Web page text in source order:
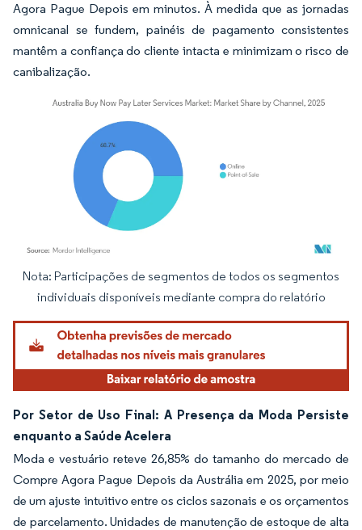
Agora Pague Depois em minutos. À medida que as jornadas
omnicanal se fundem, painéis de pagamento consistentes
mantêm a confiança do cliente intacta e minimizam o risco de
canibalização.
Imagem © Mordor Intelligence. O reuso requer atribuição conforme CC BY 4.0.
Nota: Participações de segmentos de todos os segmentos
individuais disponíveis mediante compra do relatório
Por Setor de Uso Final: A Presença da Moda Persiste
enquanto a Saúde Acelera
Moda e vestuário reteve 26,85% do tamanho do mercado de
Compre Agora Pague Depois da Austrália em 2025, por meio
de um ajuste intuitivo entre os ciclos sazonais e os orçamentos
de parcelamento. Unidades de manutenção de estoque de alta